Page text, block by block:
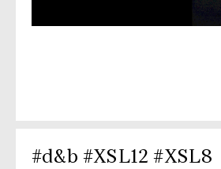
#d&b #XSL12 #XSL8